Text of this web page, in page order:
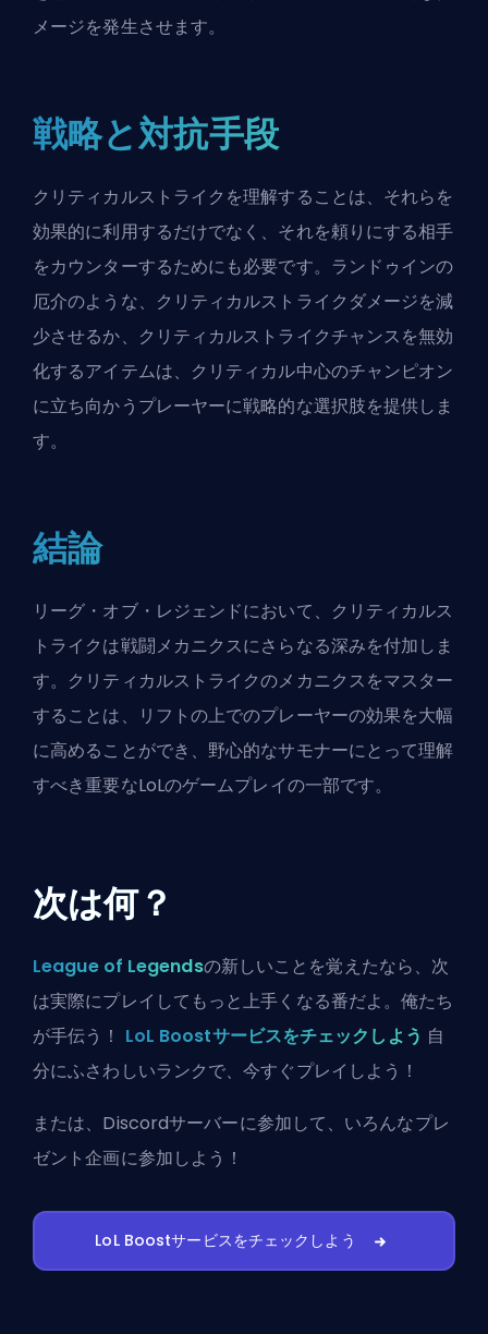
メージを発生させます。
戦略と対抗手段
クリティカルストライクを理解することは、それらを
効果的に利用するだけでなく、それを頼りにする相手
をカウンターするためにも必要です。 ランドゥインの
厄介のような、クリティカルストライクダメージを減
少させるか、クリティカルストライクチャンスを無効
化するアイテムは、クリティカル中心のチャンピオン
に立ち向かうプレーヤーに戦略的な選択肢を提供しま
す。
結論
リーグ・オブ・レジェンドにおいて、クリティカルス
トライクは戦闘メカニクスにさらなる深みを付加しま
す。クリティカルストライクのメカニクスをマスター
することは、
リフトの上でのプレーヤーの効果を大幅
に高めることができ、野心的なサモナーにとって理解
すべき重要なLoLのゲームプレイの一部です。
次は何？
League of Legendsの新しいことを覚えたなら、次
は実際にプレイしてもっと上手くなる番だよ。俺たち
が手伝う！ LoL Boostサービスをチェックしよう 自
分にふさわしいランクで、今すぐプレイしよう！
または、 Discordサーバーに参加して、いろんなプレ
ゼント企画に参加しよう！
LoL Boostサービスをチェックしよう